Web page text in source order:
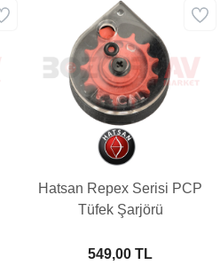
Hatsan Repex Serisi PCP
Tüfek Şarjörü
549,00 TL